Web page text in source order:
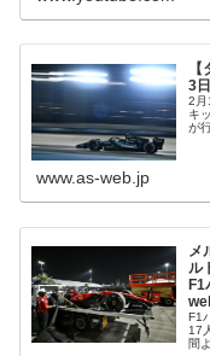
3
2月
キ
が
www.as-web.jp
メ
ル
F1
17
間